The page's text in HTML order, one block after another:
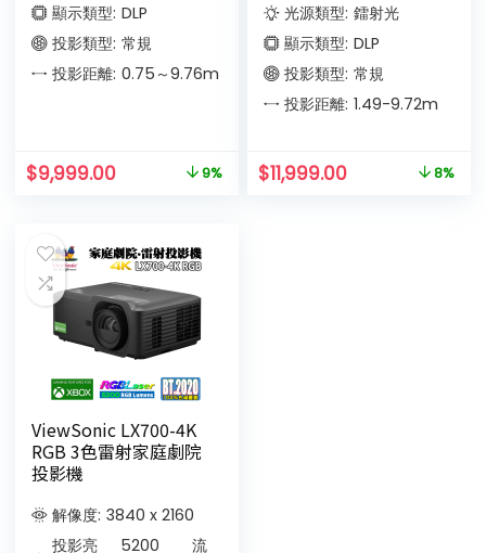
顯示類型: DLP
投影類型: 常規
投影距離: 0.75～9.76m
$9,999.00 9%
光源類型: 鐳射光
顯示類型: DLP
投影類型: 常規
投影距離: 1.49-9.72m
$11,999.00 8%
ViewSonic LX700-4K
RGB 3色雷射家庭劇院
投影機
解像度: 3840 x 2160
投影亮
5200 流